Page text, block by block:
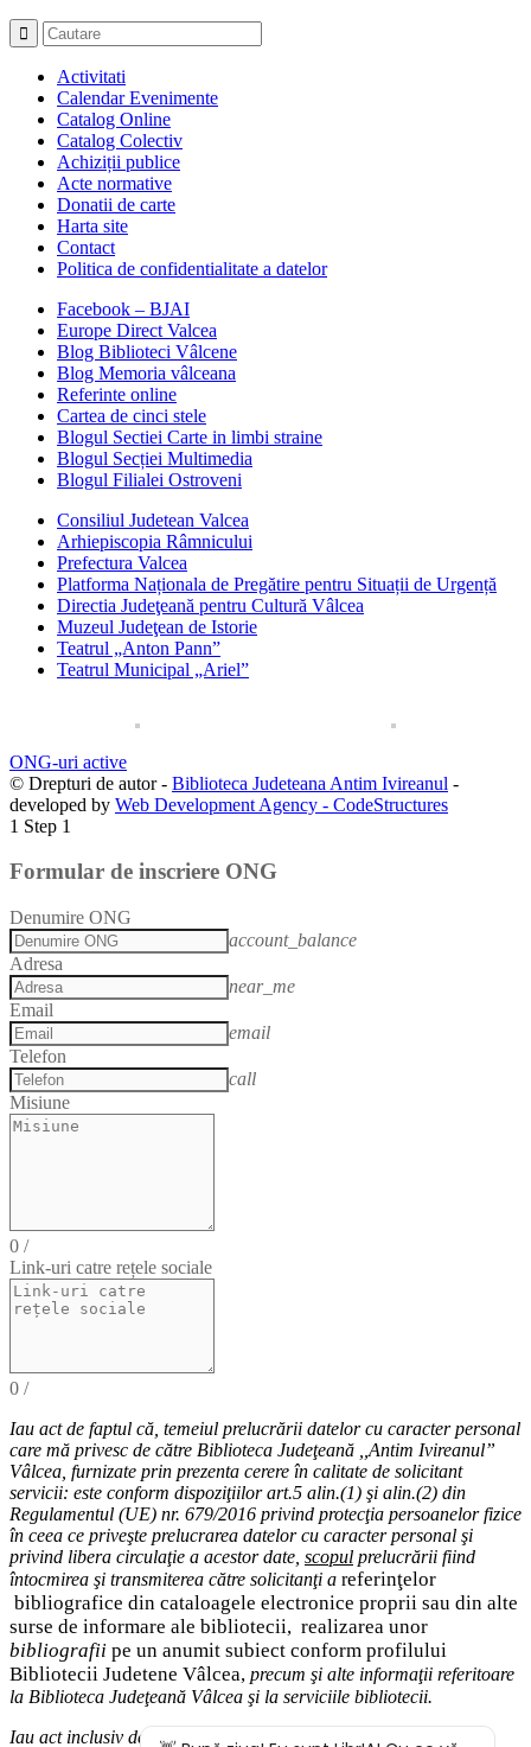
Activitati
Calendar Evenimente
Catalog Online
Catalog Colectiv
Achiziții publice
Acte normative
Donatii de carte
Harta site
Contact
Politica de confidentialitate a datelor
Facebook – BJAI
Europe Direct Valcea
Blog Biblioteci Vâlcene
Blog Memoria vâlceana
Referinte online
Cartea de cinci stele
Blogul Sectiei Carte in limbi straine
Blogul Secției Multimedia
Blogul Filialei Ostroveni
Consiliul Judetean Valcea
Arhiepiscopia Râmnicului
Prefectura Valcea
Platforma Naționala de Pregătire pentru Situații de Urgență
Directia Judeţeană pentru Cultură Vâlcea
Muzeul Judeţean de Istorie
Teatrul „Anton Pann”
Teatrul Municipal „Ariel”
ONG-uri active
© Drepturi de autor - Biblioteca Judeteana Antim Ivireanul -
developed by Web Development Agency - CodeStructures
1 Step 1
Formular de inscriere ONG
Denumire ONG
account_balance
Adresa
near_me
Email
email
Telefon
call
Misiune
0 /
Link-uri catre rețele sociale
0 /
Iau act de faptul că, temeiul prelucrării datelor cu caracter personal
care mă privesc de către Biblioteca Judeţeană ,,Antim Ivireanul”
Vâlcea, furnizate prin prezenta cerere în calitate de solicitant
servicii: este conform dispoziţiilor art.5 alin.(1) şi alin.(2) din
Regulamentul (UE) nr. 679/2016 privind protecţia persoanelor fizice
în ceea ce priveşte prelucrarea datelor cu caracter personal şi
privind libera circulaţie a acestor date scopul prelucrării fiind
întocmirea şi transmiterea către solicitanţi a referinţelor
bibliografice din cataloagele electronice proprii sau din alte
surse de informare ale bibliotecii, realizarea unor
bibliografii pe un anumit subiect conform profilului
Bibliotecii Judetene Vâlcea, precum şi alte informaţii referitoare
la Biblioteca Judeţeană Vâlcea şi la serviciile bibliotecii.
Iau act inclusiv de drepturile pe care le am (